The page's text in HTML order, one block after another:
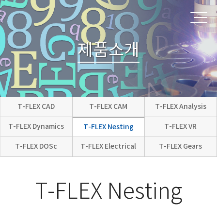
제품소개
T-FLEX CAD T-FLEX CAM T-FLEX Analysis
T-FLEX Dynamics T-FLEX Nesting T-FLEX VR
T-FLEX DOSc T-FLEX Electrical T-FLEX Gears
T-FLEX Nesting